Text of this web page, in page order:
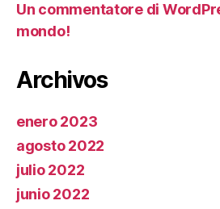
Un commentatore di
mondo!
Archivos
enero 2023
agosto 2022
julio 2022
junio 2022